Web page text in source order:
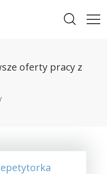
oferty pracy z